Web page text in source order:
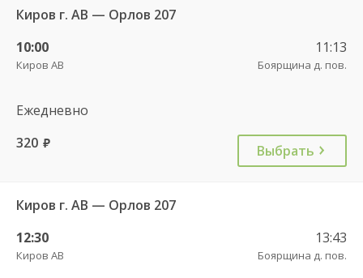
Киров г. АВ — Орлов 207
10:00
Киров АВ
11:13
Боярщина д. пов.
Ежедневно
320 руб. Выбрать
Киров г. АВ — Орлов 207
12:30
Киров АВ
13:43
Боярщина д. пов.